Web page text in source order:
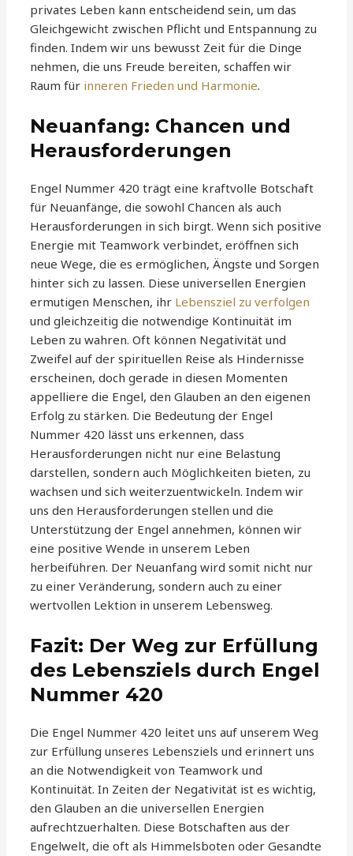
privates Leben kann entscheidend sein, um das
Gleichgewicht zwischen Pflicht und Entspannung zu
finden. Indem wir uns bewusst Zeit für die Dinge
nehmen, die uns Freude bereiten, schaffen wir
Raum für inneren Frieden und Harmonie.
Neuanfang: Chancen und
Herausforderungen
Engel Nummer 420 trägt eine kraftvolle Botschaft
für Neuanfänge, die sowohl Chancen als auch
Herausforderungen in sich birgt. Wenn sich positive
Energie mit Teamwork verbindet, eröffnen sich
neue Wege, die es ermöglichen, Ängste und Sorgen
hinter sich zu lassen. Diese universellen Energien
ermutigen Menschen, ihr Lebensziel zu verfolgen
und gleichzeitig die notwendige Kontinuität im
Leben zu wahren. Oft können Negativität und
Zweifel auf der spirituellen Reise als Hindernisse
erscheinen, doch gerade in diesen Momenten
appelliere die Engel, den Glauben an den eigenen
Erfolg zu stärken. Die Bedeutung der Engel
Nummer 420 lässt uns erkennen, dass
Herausforderungen nicht nur eine Belastung
darstellen, sondern auch Möglichkeiten bieten, zu
wachsen und sich weiterzuentwickeln. Indem wir
uns den Herausforderungen stellen und die
Unterstützung der Engel annehmen, können wir
eine positive Wende in unserem Leben
herbeiführen. Der Neuanfang wird somit nicht nur
zu einer Veränderung, sondern auch zu einer
wertvollen Lektion in unserem Lebensweg.
Fazit: Der Weg zur Erfüllung
des Lebensziels durch Engel
Nummer 420
Die Engel Nummer 420 leitet uns auf unserem Weg
zur Erfüllung unseres Lebensziels und erinnert uns
an die Notwendigkeit von Teamwork und
Kontinuität. In Zeiten der Negativität ist es wichtig,
den Glauben an die universellen Energien
aufrechtzuerhalten. Diese Botschaften aus der
Engelwelt, die oft als Himmelsboten oder Gesandte